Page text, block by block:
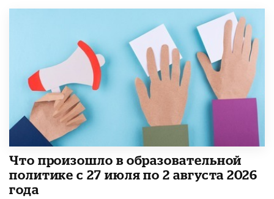
​Что произошло в образовательной
политике с 27 июля по 2 августа 2026
года